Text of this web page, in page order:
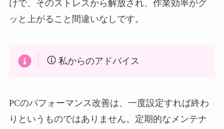
けで、そのストレスから解放され、作業効率がグ
ッと上がること間違いなしです。
私からのアドバイス
PCのパフォーマンス改善は、一度設定すれば終わ
りというものではありません。定期的なメンテナ